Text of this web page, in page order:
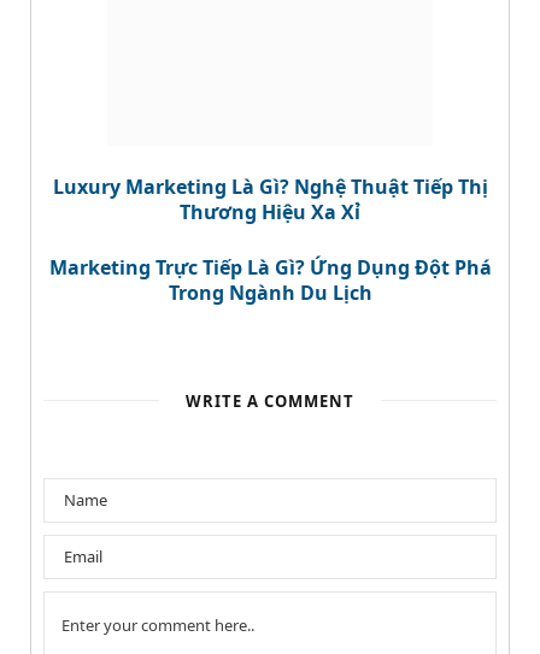
Luxury Marketing Là Gì? Nghệ Thuật Tiếp Thị
Thương Hiệu Xa Xỉ
Marketing Trực Tiếp Là Gì? Ứng Dụng Đột Phá
Trong Ngành Du Lịch
WRITE A COMMENT